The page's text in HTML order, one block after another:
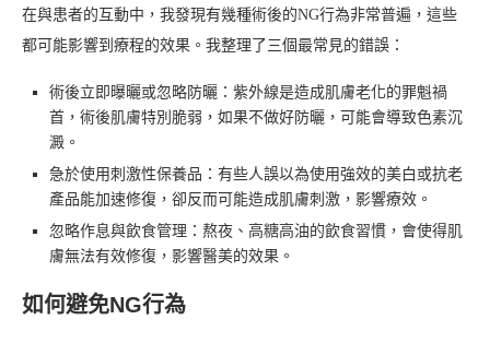
在與患者的互動中，我發現有幾種術後的NG行為非常普遍，這些
都可能影響到療程的效果。我整理了三個最常見的錯誤：
術後立即曝曬或忽略防曬：紫外線是造成肌膚老化的罪魁禍
首，術後肌膚特別脆弱，如果不做好防曬，可能會導致色素沉
澱。
急於使用刺激性保養品：有些人誤以為使用強效的美白或抗老
產品能加速修復，卻反而可能造成肌膚刺激，影響療效。
忽略作息與飲食管理：熬夜、高糖高油的飲食習慣，會使得肌
膚無法有效修復，影響醫美的效果。
如何避免NG行為